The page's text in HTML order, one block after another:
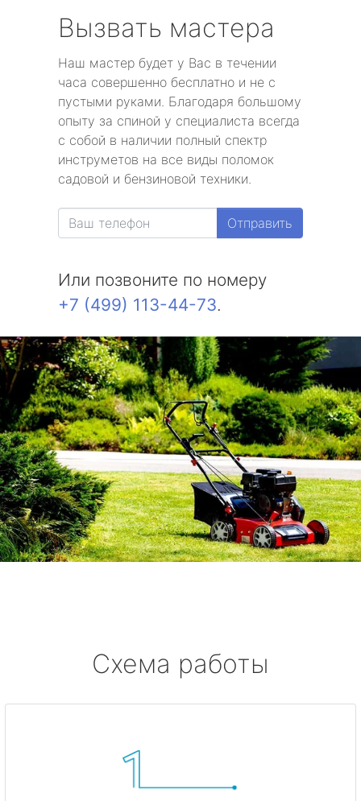
Вызвать мастера
Наш мастер будет у Вас в течении
часа совершенно бесплатно и не с
пустыми руками. Благодаря большому
опыту за спиной у специалиста всегда
с собой в наличии полный спектр
инструметов на все виды поломок
садовой и бензиновой техники.
Отправить
Или позвоните по номеру
+7 (499) 113-44-73.
Схема работы